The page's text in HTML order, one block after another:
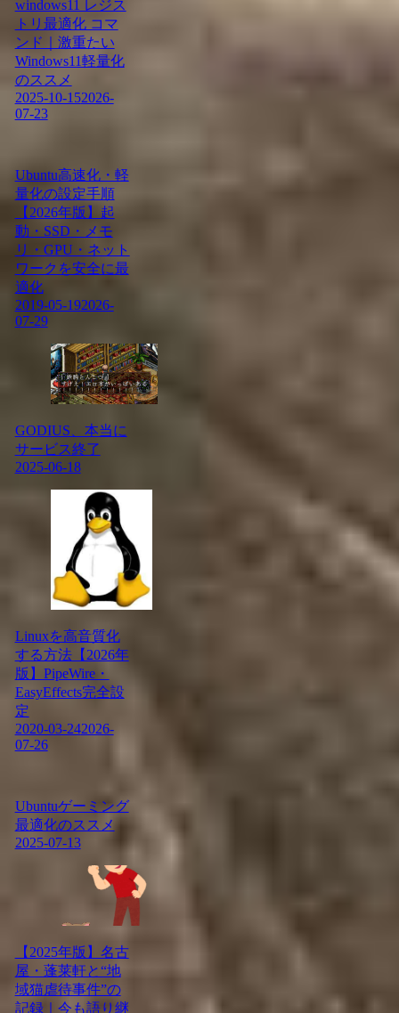
windows11 レジス
トリ最適化 コマ
ンド｜激重たい
Windows11軽量化
のススメ
2025-10-152026-
07-23
Ubuntu高速化・軽
量化の設定手順
【2026年版】起
動・SSD・メモ
リ・GPU・ネット
ワークを安全に最
適化
2019-05-192026-
07-29
GODIUS、本当に
サービス終了
2025-06-18
Linuxを高音質化
する方法【2026年
版】PipeWire・
EasyEffects完全設
定
2020-03-242026-
07-26
Ubuntuゲーミング
最適化のススメ
2025-07-13
【2025年版】名古
屋・蓬莱軒と“地
域猫虐待事件”の
記録｜今も語り継